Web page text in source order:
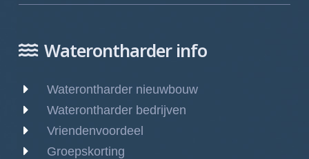
Waterontharder info
Waterontharder nieuwbouw
Waterontharder bedrijven
Vriendenvoordeel
Groepskorting